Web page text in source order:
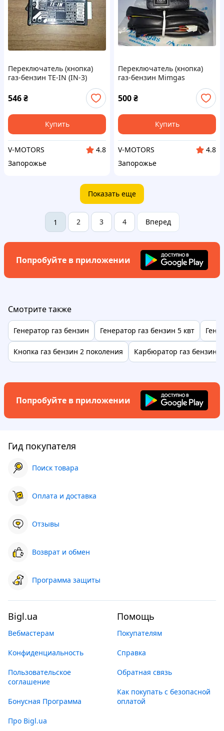
Переключатель (кнопка)
газ-бензин TE-IN (IN-3)
546₴
Купить
V-MOTORS
4.8
Запорожье
Переключатель (кнопка)
газ-бензин Mimgas
500₴
Купить
V-MOTORS
4.8
Запорожье
Показать еще
1 2 3 4 Вперед
Попробуйте в приложении
Смотрите также
Генератор газ бензин Генератор газ бензин 5 квт
Кнопка газ бензин 2 поколения Карбюратор газ бензин
Попробуйте в приложении
Гид покупателя
Поиск товара
Оплата и доставка
Отзывы
Возврат и обмен
Программа защиты
Bigl.ua
Вебмастерам
Конфиденциальность
Пользовательское
соглашение
Бонусная Программа
Про Bigl.ua
Помощь
Покупателям
Справка
Обратная связь
Как покупать с безопасной
оплатой